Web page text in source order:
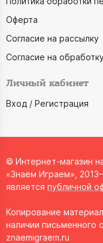
Оферта
Согласие на рассылку
Согласие на
Личный кабинет
Вход / Регистрация
© Интернет-магазин
«Знаем Играем»,
является публичной
Копирование
наличии письменного
znaemigraem.ru